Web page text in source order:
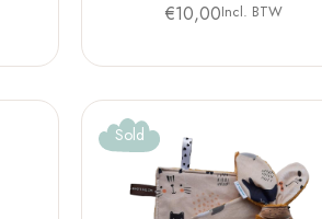
€10,00Incl. BTW
Sold